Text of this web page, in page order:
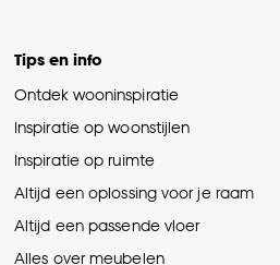
Tips en info
Ontdek wooninspiratie
Inspiratie op woonstijlen
Inspiratie op ruimte
Altijd een oplossing voor je raam
Altijd een passende vloer
Alles over meubelen